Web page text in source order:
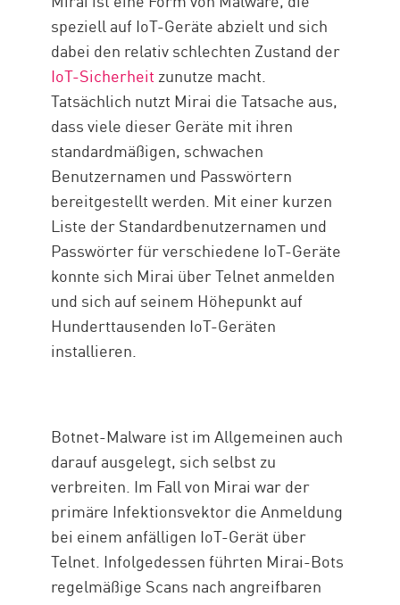
speziell auf IoT-Geräte abzielt und sich
dabei den relativ schlechten Zustand der
IoT-Sicherheit zunutze macht.
Tatsächlich nutzt Mirai die Tatsache aus,
dass viele dieser Geräte mit ihren
standardmäßigen, schwachen
Benutzernamen und Passwörtern
bereitgestellt werden. Mit einer kurzen
Liste der Standardbenutzernamen und
Passwörter für verschiedene IoT-Geräte
konnte sich Mirai über Telnet anmelden
und sich auf seinem Höhepunkt auf
Hunderttausenden IoT-Geräten
installieren.
Botnet-Malware ist im Allgemeinen auch
darauf ausgelegt, sich selbst zu
verbreiten. Im Fall von Mirai war der
primäre Infektionsvektor die Anmeldung
bei einem anfälligen IoT-Gerät über
Telnet. Infolgedessen führten Mirai-Bots
regelmäßige Scans nach angreifbaren